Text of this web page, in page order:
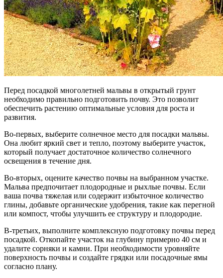
Перед посадкой многолетней мальвы в открытый грунт
необходимо правильно подготовить почву. Это позволит
обеспечить растению оптимальные условия для роста и
развития.
Во-первых, выберите солнечное место для посадки мальвы.
Она любит яркий свет и тепло, поэтому выберите участок,
который получает достаточное количество солнечного
освещения в течение дня.
Во-вторых, оцените качество почвы на выбранном участке.
Мальва предпочитает плодородные и рыхлые почвы. Если
ваша почва тяжелая или содержит избыточное количество
глины, добавьте органические удобрения, такие как перегной
или компост, чтобы улучшить ее структуру и плодородие.
В-третьих, выполните комплексную подготовку почвы перед
посадкой. Откопайте участок на глубину примерно 40 см и
удалите сорняки и камни. При необходимости уровняйте
поверхность почвы и создайте грядки или посадочные ямы
согласно плану.